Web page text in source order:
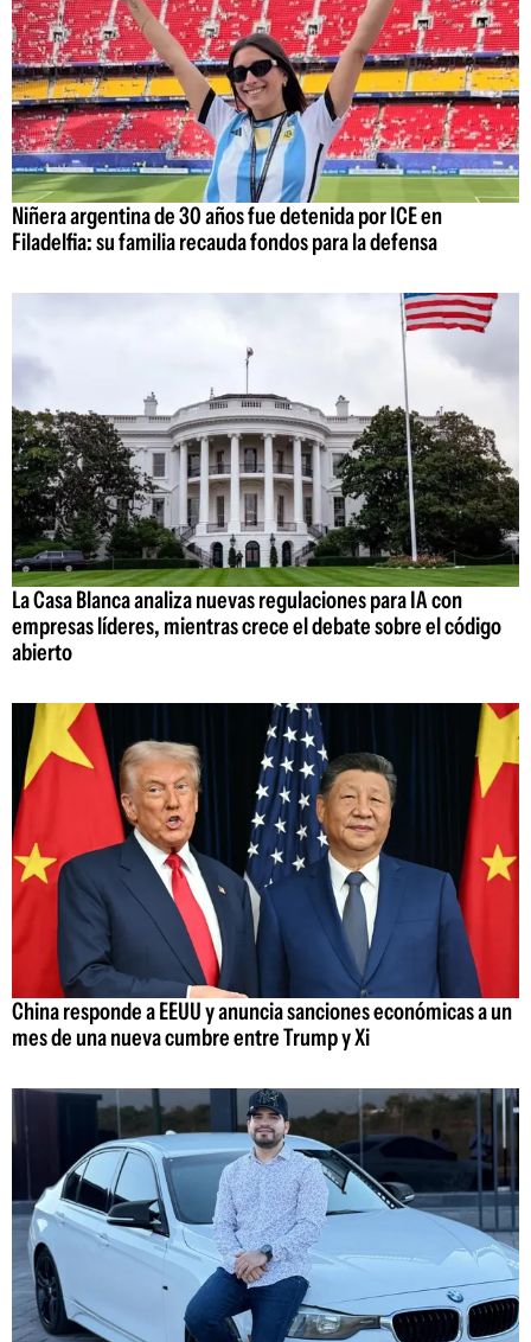
Niñera argentina de 30 años fue detenida por ICE en
Filadelfia: su familia recauda fondos para la defensa
La Casa Blanca analiza nuevas regulaciones para IA con
empresas líderes, mientras crece el debate sobre el código
abierto
China responde a EEUU y anuncia sanciones económicas a un
mes de una nueva cumbre entre Trump y Xi